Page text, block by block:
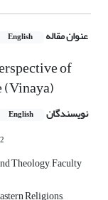
عنوان مقاله English
of
نویسندگان English
2
Theology, Faculty